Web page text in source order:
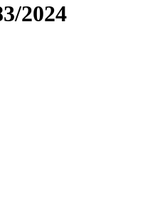
2024